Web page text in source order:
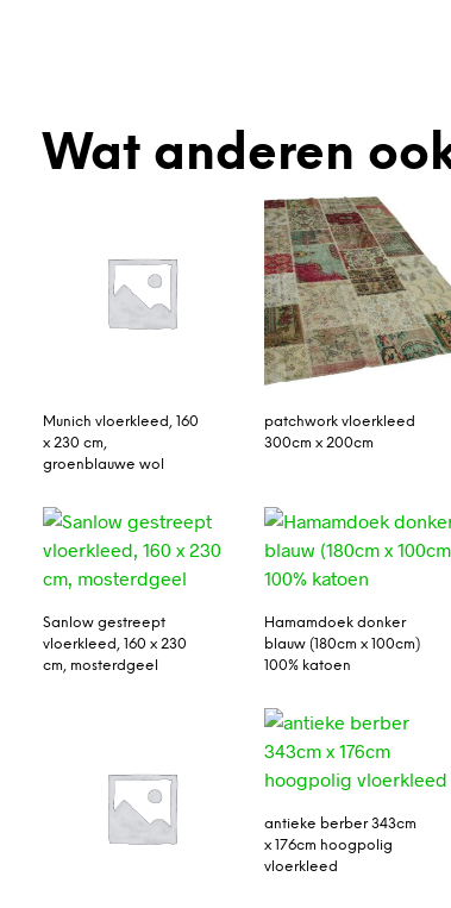
Wat anderen
Munich vloerkleed, 160
x 230 cm,
groenblauwe wol
patchwork vloerkleed
300cm x 200cm
Sanlow gestreept
vloerkleed, 160 x 230
cm, mosterdgeel
Hamamdoek donker
blauw (180cm x 100cm)
100% katoen
antieke berber 343cm
x 176cm hoogpolig
vloerkleed